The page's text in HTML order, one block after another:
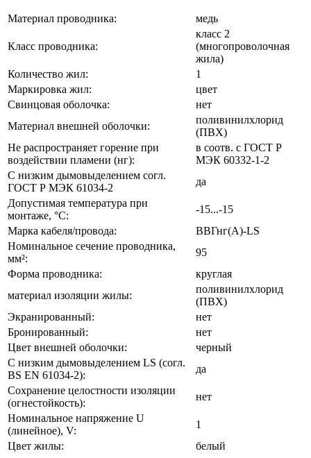
Материал проводника: медь
Класс проводника:
класс 2
(многопроволочная
жила)
Количество жил:
1
Маркировка жил:
цвет
Свинцовая оболочка:
нет
Материал внешней оболочки:
поливинилхлорид
(ПВХ)
Не распространяет горение при
воздействии пламени (нг):
в соотв. с ГОСТ Р
МЭК 60332-1-2
С низким дымовыделением согл.
ГОСТ Р МЭК 61034-2
да
Допустимая температура при
монтаже, °C:
-15...-15
Марка кабеля/провода:
ВВГнг(A)-LS
Номинальное сечение проводника,
мм²:
95
Форма проводника:
круглая
материал изоляции жилы:
поливинилхлорид
(ПВХ)
Экранированный:
нет
Бронированный:
нет
Цвет внешней оболочки:
черный
С низким дымовыделением LS (согл.
BS EN 61034-2):
да
Сохранение целостности изоляции
(огнестойкость):
нет
Номинальное напряжение U
(линейное), V:
1
Цвет жилы:
белый